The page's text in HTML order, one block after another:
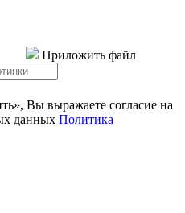
Приложить файл
Вы выражаете согласие на
данных Политика